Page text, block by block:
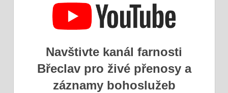
Navštivte kanál farnosti
Břeclav pro živé přenosy a
záznamy bohoslužeb